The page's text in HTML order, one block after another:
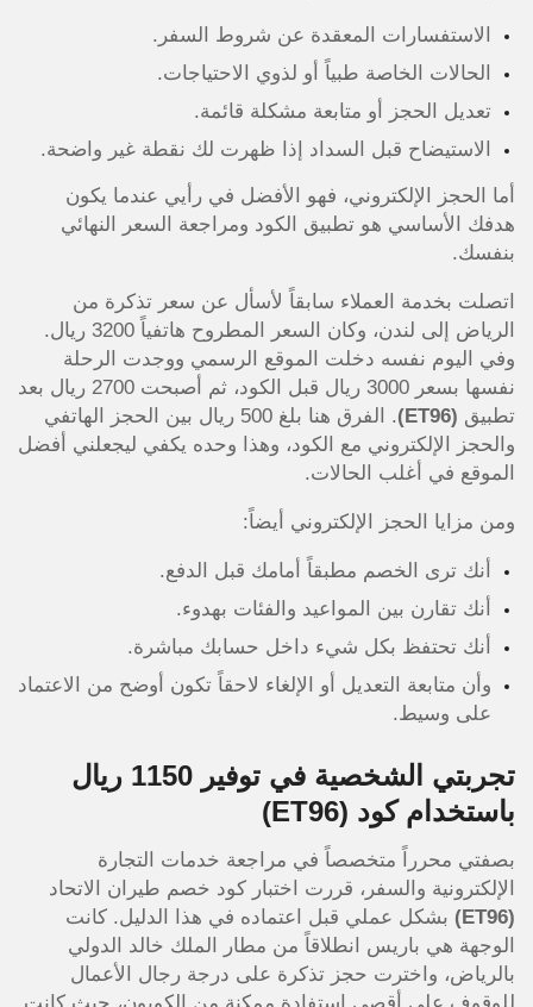
الاستفسارات المعقدة عن شروط السفر.
الحالات الخاصة طبياً أو لذوي الاحتياجات.
تعديل الحجز أو متابعة مشكلة قائمة.
الاستيضاح قبل السداد إذا ظهرت لك نقطة غير واضحة.
أما الحجز الإلكتروني، فهو الأفضل في رأيي عندما يكون
هدفك الأساسي هو تطبيق الكود ومراجعة السعر النهائي
بنفسك.
اتصلت بخدمة العملاء سابقاً لأسأل عن سعر تذكرة من
الرياض إلى لندن، وكان السعر المطروح هاتفياً 3200 ريال.
وفي اليوم نفسه دخلت الموقع الرسمي ووجدت الرحلة
نفسها بسعر 3000 ريال قبل الكود، ثم أصبحت 2700 ريال بعد
تطبيق (ET96)
. الفرق هنا بلغ 500 ريال بين الحجز الهاتفي
والحجز الإلكتروني مع الكود، وهذا وحده يكفي ليجعلني أفضل
الموقع في أغلب الحالات.
ومن مزايا الحجز الإلكتروني أيضاً:
أنك ترى الخصم مطبقاً أمامك قبل الدفع.
أنك تقارن بين المواعيد والفئات بهدوء.
أنك تحتفظ بكل شيء داخل حسابك مباشرة.
وأن متابعة التعديل أو الإلغاء لاحقاً تكون أوضح من الاعتماد
على وسيط.
تجربتي الشخصية في توفير 1150 ريال
باستخدام كود (ET96)
بصفتي محرراً متخصصاً في مراجعة خدمات التجارة
الإلكترونية والسفر، قررت اختبار كود خصم طيران الاتحاد
(ET96)
بشكل عملي قبل اعتماده في هذا الدليل. كانت
الوجهة هي باريس انطلاقاً من مطار الملك خالد الدولي
بالرياض، واخترت حجز تذكرة على درجة رجال الأعمال